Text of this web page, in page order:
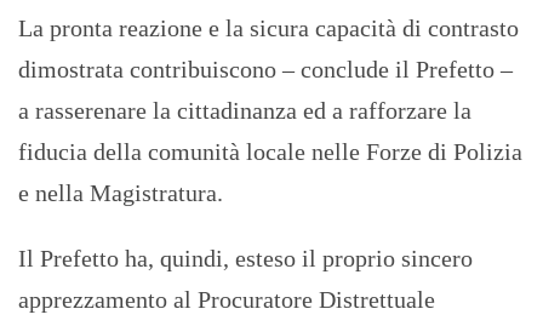
La pronta reazione e la sicura capacità di contrasto
dimostrata contribuiscono – conclude il Prefetto –
a rasserenare la cittadinanza ed a rafforzare la
fiducia della comunità locale nelle Forze di Polizia
e nella Magistratura.
Il Prefetto ha, quindi, esteso il proprio sincero
apprezzamento al Procuratore Distrettuale